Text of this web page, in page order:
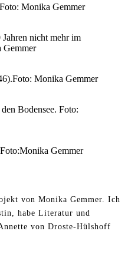
Monika Gemmer
nicht mehr im
Gemmer
Monika Gemmer
Bodensee. Foto:
Gemmer
von Monika Gemmer. Ich
habe Literatur und
von Droste-Hülshoff